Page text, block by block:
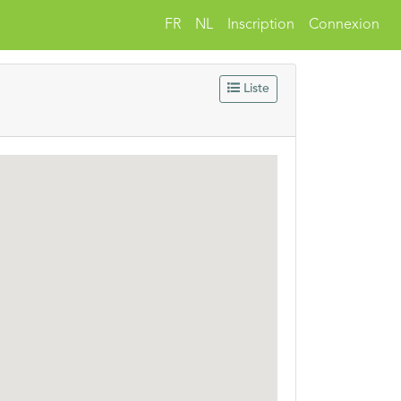
FR NL Inscription Connexion
Liste